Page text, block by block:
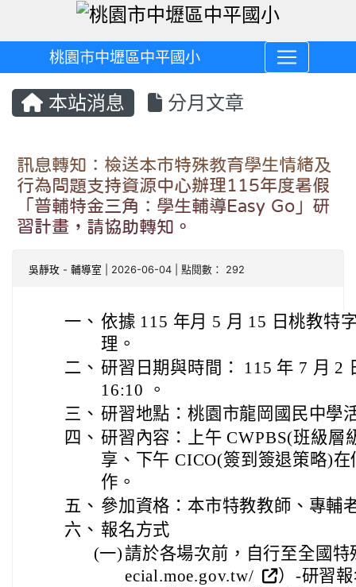
桃園市中壢區中平國小
本站消息 分月文章
訊息轉知：檢送本市特殊教育學生情緒及
行為問題支持資源中心辦理115年度暑假
「普輔特金三角：學生輔導Easy Go」研
習計畫，請協助轉知。
吳靜玫 - 輔導室 | 2026-06-04 | 點閱數： 292
一、 依據 115 年月 5 月 15 日桃教特
理。
二、 研習日期與時間： 115 年 7 月 2
16:10 。
三、 研習地點：桃園市龍岡國民中學
四、 研習內容：上午 CWPBS(班級層
享、下午 CICO(簽到簽退策略)
作。
五、 參加資格：本市特教教師、專輔
六、 報名方式
(一) 請於各場次前，自行至全國
ecial.moe.gov.tw/
）-研習